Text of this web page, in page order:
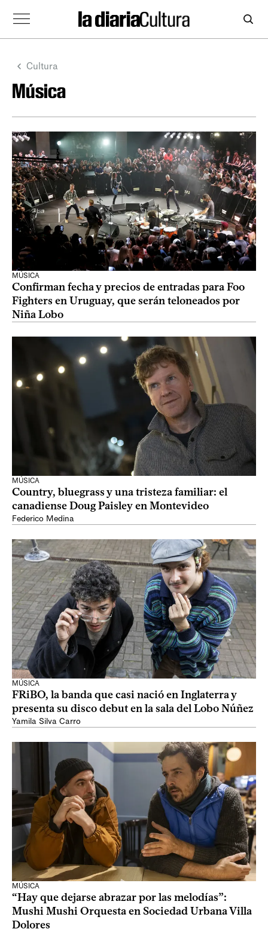
Cultura
Música
MÚSICA
Confirman fecha y precios de entradas para Foo
Fighters en Uruguay, que serán teloneados por
Niña Lobo
MÚSICA
Country, bluegrass y una tristeza familiar: el
canadiense Doug Paisley en Montevideo
Federico Medina
MÚSICA
FRiBO, la banda que casi nació en Inglaterra y
presenta su disco debut en la sala del Lobo Núñez
Yamila Silva Carro
MÚSICA
“Hay que dejarse abrazar por las melodías”:
Mushi Mushi Orquesta en Sociedad Urbana Villa
Dolores